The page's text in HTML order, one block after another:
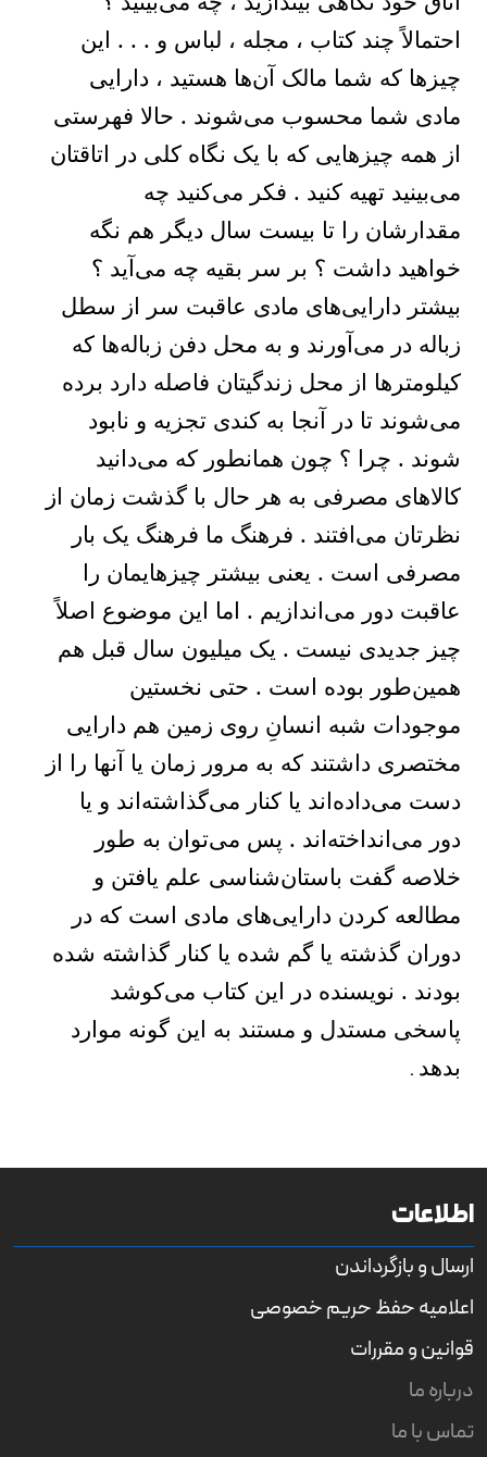
احتمالاً چند کتاب ، مجله ، لباس و . . . این
چیزها که شما مالک آن‌ها هستید ، دارایی
مادی شما محسوب می‌شوند . حالا فهرستی
از همه چیزهایی که با یک نگاه کلی در اتاقتان
می‌بینید تهیه کنید . فکر می‌کنید چه
مقدارشان را تا بیست سال دیگر هم نگه
خواهید داشت ؟ بر سر بقیه چه می‌آید ؟
بیشتر دارایی‌های مادی عاقبت سر از سطل
زباله در می‌آورند و به محل دفن زباله‌ها که
کیلومترها از محل زندگیتان فاصله دارد برده
می‌شوند تا در آنجا به کندی تجزیه و نابود
شوند . چرا ؟ چون همانطور که می‌دانید
کالاهای مصرفی به هر حال با گذشت زمان از
نظرتان می‌افتند . فرهنگ ما فرهنگ یک بار
مصرفی است . یعنی بیشتر چیزهایمان را
عاقبت دور می‌اندازیم . اما این موضوع اصلاً
چیز جدیدی نیست . یک میلیون سال قبل هم
همین‌طور بوده است . حتی نخستین
موجودات شبه انسانِ روی زمین هم دارایی
مختصری داشتند که به مرور زمان یا آنها را از
دست می‌داده‌اند یا کنار می‌گذاشته‌اند و یا
دور می‌انداخته‌اند . پس می‌توان به طور
خلاصه گفت باستان‌شناسی علم یافتن و
مطالعه کردن دارایی‌های مادی است که در
دوران گذشته یا گم شده یا کنار گذاشته شده
بودند . نویسنده در این کتاب می‌کوشد
پاسخی مستدل و مستند به این گونه موارد
بدهد .
اطلاعات
ارسال و بازگرداندن
اعلامیه حفظ حریم خصوصی
قوانین و مقررات
درباره ما
تماس با ما